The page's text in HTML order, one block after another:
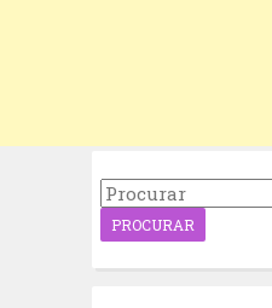
P
r